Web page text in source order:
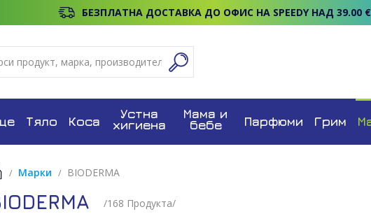
БЕЗПЛАТНА ДОСТАВКА ДО ОФИС НА SPEEDY НАД 39.00 €
Тяло Коса
Устна
хигиена
Мама и
бебе Парфюми Грим
Марки BIODERMA
/168 Продуктa/